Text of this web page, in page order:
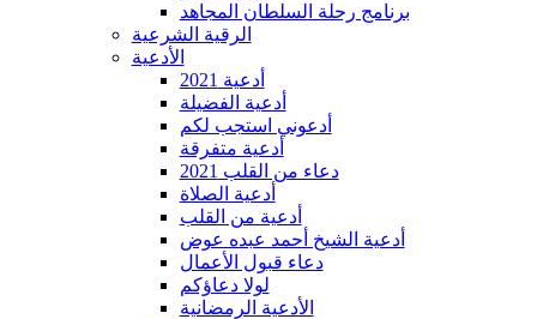
برنامج رحلة السلطان المجاهد
الرقية الشرعية
الأدعية
أدعية 2021
أدعية الفضيلة
أدعوني استجب لكم
أدعية متفرقة
دعاء من القلب 2021
أدعية الصلاة
أدعية من القلب
أدعية الشيخ أحمد عبده عوض
دعاء قبول الأعمال
لولا دعاؤكم
الأدعية الرمضانية